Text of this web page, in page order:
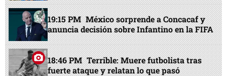
19:15 PM México sorprende a Concacaf y
anuncia decisión sobre Infantino en la FIFA
18:46 PM Terrible: Muere futbolista tras
fuerte ataque y relatan lo que pasó